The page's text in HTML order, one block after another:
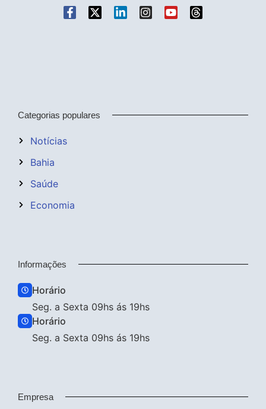
Categorias populares
Notícias
Bahia
Saúde
Economia
Informações
Horário
Seg. a Sexta 09hs ás 19hs
Horário
Seg. a Sexta 09hs ás 19hs
Empresa